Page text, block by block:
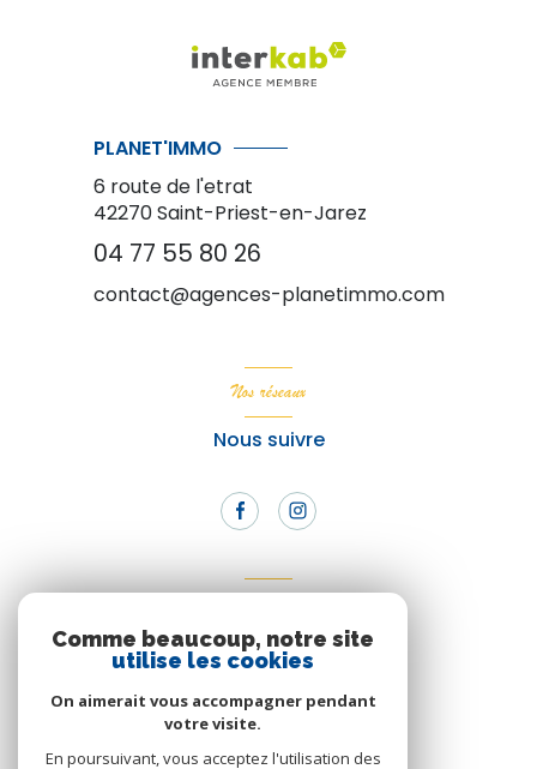
PLANET'IMMO
6 route de l'etrat
42270Saint-Priest-en-Jarez
04 77 55 80 26
contact@agences-planetimmo.com
Nos réseaux
Nous suivre
Nous adhérons
Comme beaucoup, notre site
utilise les cookies
On aimerait vous accompagner pendant
votre visite.
En poursuivant, vous acceptez l'utilisation des